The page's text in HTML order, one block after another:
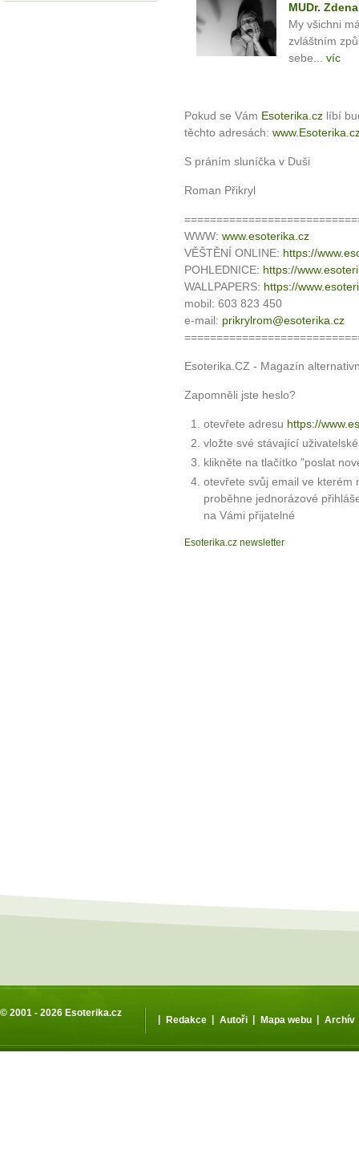
MUDr.
My všichni
zvláštním
sebe... víc
Pokud se Vám Esoterika.cz líbí
těchto adresách:
S práním sluníčka v Duši
Roman Přikryl
WWW: www.esoterika.cz
VĚŠTĚNÍ ONLINE: https://
POHLEDNICE: https://
WALLPAPERS: https://
mobil: 603 823 450
e-mail: prikrylrom@esoterika.cz
Esoterika.CZ - Magazín
Zapomněli jste heslo?
otevřete adresu https://
vložte své stávající
klikněte na tlačítko "poslat
otevřete svůj email ve kterém
proběhne jednorázové
na Vámi přijatelné
Esoterika.cz newsletter
© 2001 - 2026 Esoterika.cz
| Redakce | Autoři | Mapa webu | Archív